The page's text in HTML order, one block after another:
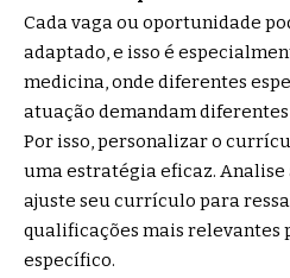
Cada vaga ou oportunidade
adaptado, e isso é
medicina, onde diferentes
atuação demandam
Por isso, personalizar o
uma estratégia eficaz. Analise
ajuste seu currículo para
qualificações mais relevantes
específico.